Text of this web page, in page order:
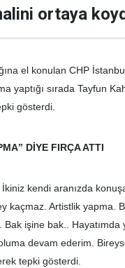
ortaya
el konulan CHP İstanbul
yaptığı sırada Tayfun
gösterdi.
DİYE FIRÇA ATTI
kendi aranızda
kaçmaz. Artistlik yapma.
işine bak.. Hayatımda
devam ederim.
tepki gösterdi.